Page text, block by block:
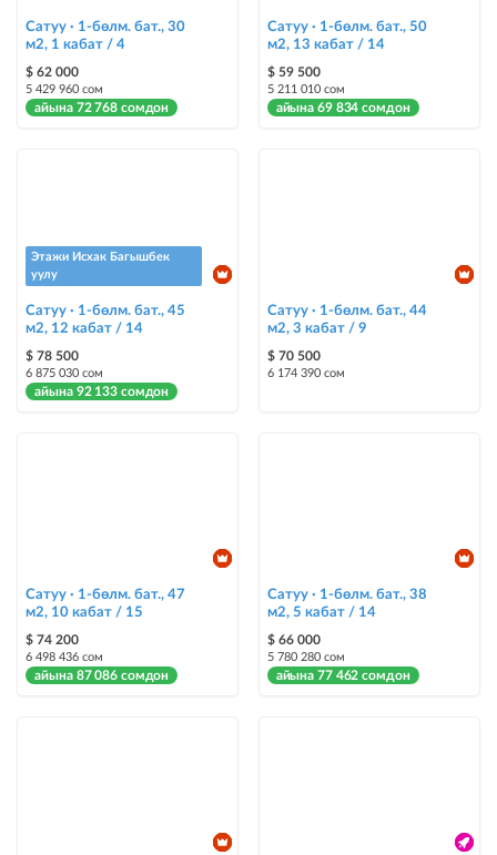
жайгаштыруу + Instagramдагы акы төлөнүүчү жарнама
Түс менен белгилөө
жарыялардын арасында башка түстө бөлүп көрсөтүлөт
жарыя "Шашылыш" деген белги менен коюлат + "Шашылыш"
бөлүмүндө көрсөтүлөт
Чаптамалар
Опциялары бар жаркыраган стикерлер сиздин мүлкүңүздү
башкалардан өзгөчөлөнтүп, аны тезирээк сатууга жардам берет
Сатуу · 1-бөлм. бат., 30
м2, 1 кабат / 4
$ 62 000
5 429 960 сом
айына 72 768 сомдон
Сатуу · 1-бөлм. бат., 50
м2, 13 кабат / 14
$ 59 500
5 211 010 сом
айына 69 834 сомдон
Этажи Исхак Багышбек
уулу
Сатуу · 1-бөлм. бат., 45
м2, 12 кабат / 14
$ 78 500
6 875 030 сом
айына 92 133 сомдон
Сатуу · 1-бөлм. бат., 44
м2, 3 кабат / 9
$ 70 500
6 174 390 сом
Сатуу · 1-бөлм. бат., 47
м2, 10 кабат / 15
$ 74 200
6 498 436 сом
айына 87 086 сомдон
Сатуу · 1-бөлм. бат., 38
м2, 5 кабат / 14
$ 66 000
5 780 280 сом
айына 77 462 сомдон